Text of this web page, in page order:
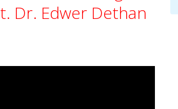
Dr. Edwer Dethan